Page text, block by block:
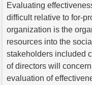
Evaluating
difficult relative to for-
organization is the
resources into the
stakeholders included
of directors will
evaluation of